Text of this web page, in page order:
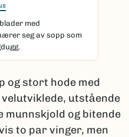
med
seg av sopp som
og stort hode med
utstående
og bitende
to par vinger, men